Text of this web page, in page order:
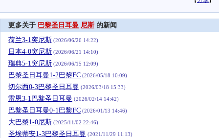
更多关于 巴黎圣日耳曼 尼斯 的新闻
荷兰3-1突尼斯 (2026/06/26 14:22)
日本4-0突尼斯 (2026/06/21 14:10)
瑞典5-1突尼斯 (2026/06/15 12:09)
巴黎圣日耳曼1-2巴黎FC (2026/05/18 10:09)
切尔西0-3巴黎圣日耳曼 (2026/03/18 15:33)
雷恩3-1巴黎圣日耳曼 (2026/02/14 14:42)
巴黎圣日耳曼0-1巴黎FC (2026/01/13 14:46)
大巴黎1-0尼斯 (2025/11/02 22:46)
圣埃蒂安1-3巴黎圣日耳曼 (2021/11/29 11:13)